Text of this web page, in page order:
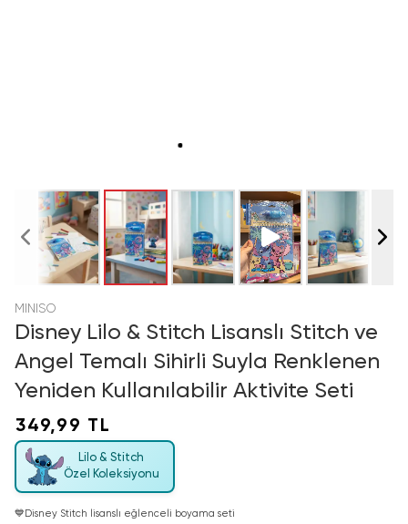
MINISO
Disney Lilo & Stitch Lisanslı Stitch ve
Angel Temalı Sihirli Suyla Renklenen
Yeniden Kullanılabilir Aktivite Seti
349,99 TL
Lilo & Stitch
Özel Koleksiyonu
💙 Disney Stitch lisanslı eğlenceli boyama seti